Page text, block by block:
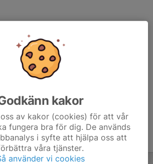
kakor
av kakor (cookies) för att vår
fungera bra för dig. De används
i syfte att hjälpa oss att
våra tjänster.
använder vi cookies